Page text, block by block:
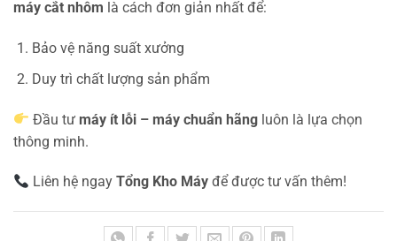
máy cắt nhôm là cách đơn giản nhất để:
Bảo vệ năng suất xưởng
Duy trì chất lượng sản phẩm
Đầu tư máy ít lỗi – máy chuẩn hãng luôn là lựa chọn
thông minh.
Liên hệ ngayTổng Kho Máy để được tư vấn thêm!